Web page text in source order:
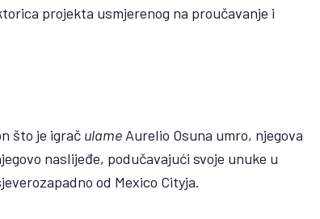
projekta usmjerenog na proučavanje i
što je igrač ulameAurelio Osuna umro, njegova
naslijeđe, podučavajući svoje unuke u
od Mexico Cityja.